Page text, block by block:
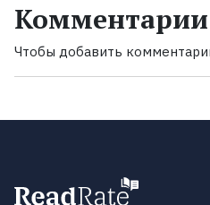
Комментарии
Чтобы добавить